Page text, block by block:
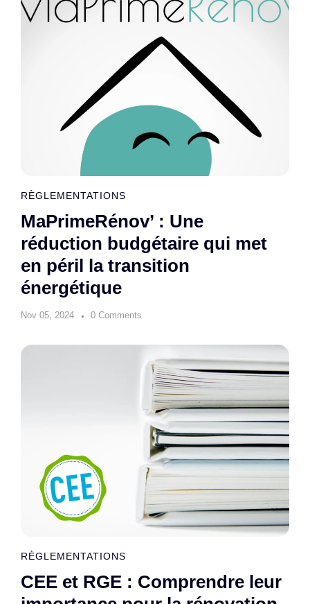
RÈGLEMENTATIONS
MaPrimeRénov’ : Une
réduction budgétaire qui met
en péril la transition
énergétique
Nov 05, 2024 0 Comments
RÈGLEMENTATIONS
CEE et RGE : Comprendre leur